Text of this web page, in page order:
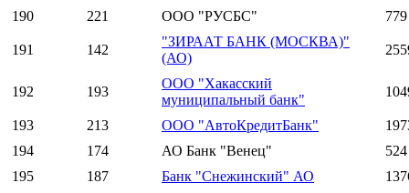
190
221 ООО "РУСБС" 779
191 142
"ЗИРААТ БАНК (МОСКВА)"
(АО)
192 193
ООО "Хакасский
муниципальный банк"
193 213 ООО "АвтоКредитБанк"
194
174 АО Банк "Венец"
524
195
187 Банк "Снежинский" АО